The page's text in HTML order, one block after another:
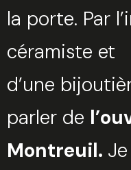
la porte. Par
céramiste et
d’une
parler de
Montreuil.